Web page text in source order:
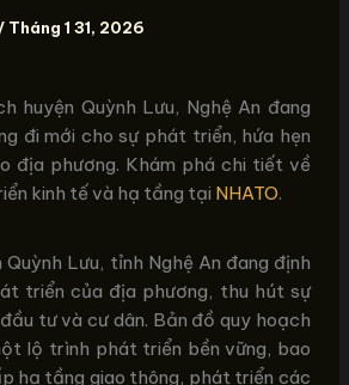
Tháng 1 31, 2026
huyện Quỳnh Lưu, Nghệ An đang
đi mới cho sự phát triển, hứa hẹn
địa phương. Khám phá chi tiết về
kinh tế và hạ tầng tại NHATO.
Lưu, tỉnh Nghệ An đang định
triển của địa phương, thu hút sự
tư và cư dân. Bản đồ quy hoạch
lộ trình phát triển bền vững, bao
hạ tầng giao thông, phát triển các